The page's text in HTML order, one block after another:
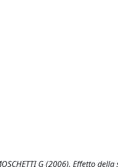
G (2006). Effetto